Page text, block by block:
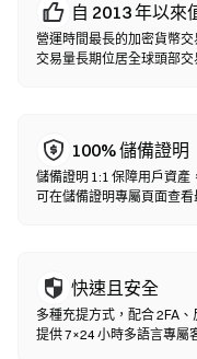
自 2013 年以來
營運時間最長的加密貨幣
交易量長期位居全球頭部交
100% 儲備證明
儲備證明 1:1 保障用戶資產
可在儲備證明專屬頁面查看
快速且安全
多種充提方式，配合 2FA
提供 7×24 小時多語言專屬